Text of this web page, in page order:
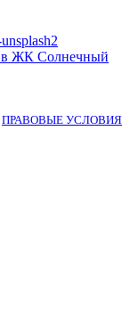
ЖК Солнечный
ПРАВОВЫЕ УСЛОВИЯ